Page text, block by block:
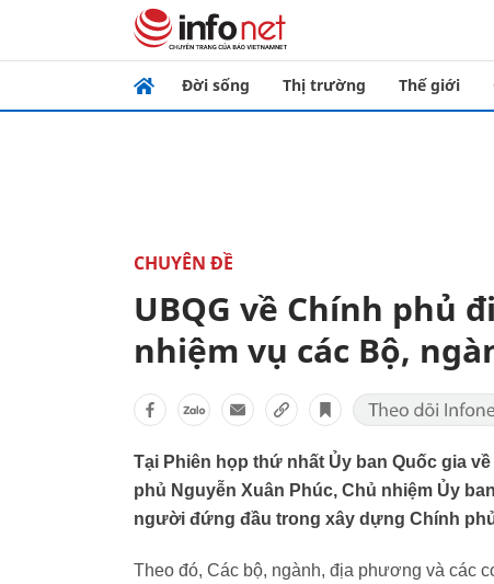
Đời sống Thị trường Thế giới
CHUYÊN ĐỀ
UBQG về Chính phủ
nhiệm vụ các Bộ,
Tại Phiên họp thứ nhất Ủy ban Quốc gia
phủ Nguyễn Xuân Phúc, Chủ nhiệm Ủy
người đứng đầu trong xây dựng Chính
Theo đó, Các bộ, ngành, địa phương và các